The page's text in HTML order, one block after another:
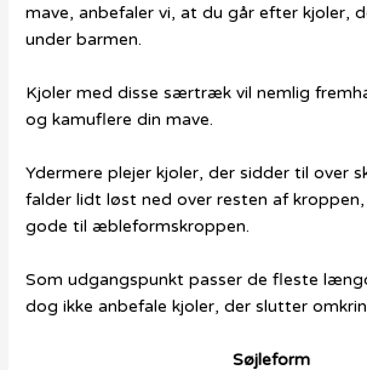
mave, anbefaler vi, at du går efter kjoler,
under barmen.
Kjoler med disse særtræk vil nemlig
og kamuflere din mave.
Ydermere plejer kjoler, der sidder til over
falder lidt løst ned over resten af
gode til æbleformskroppen.
Som udgangspunkt passer de fleste
dog ikke anbefale kjoler, der slutter
Søjleform